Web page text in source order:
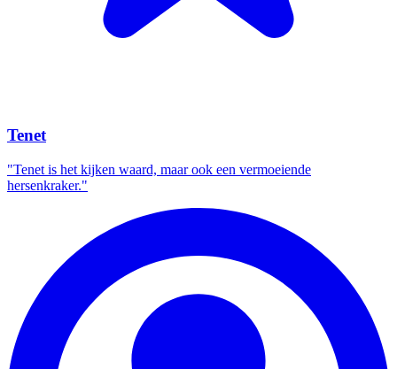
Tenet
"Tenet is het kijken waard, maar ook een vermoeiende
hersenkraker."